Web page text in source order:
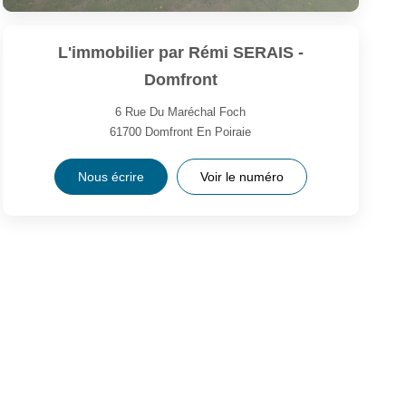
L'immobilier par Rémi SERAIS -
Domfront
6 Rue Du Maréchal Foch
61700 Domfront En Poiraie
Nous écrire Voir le numéro